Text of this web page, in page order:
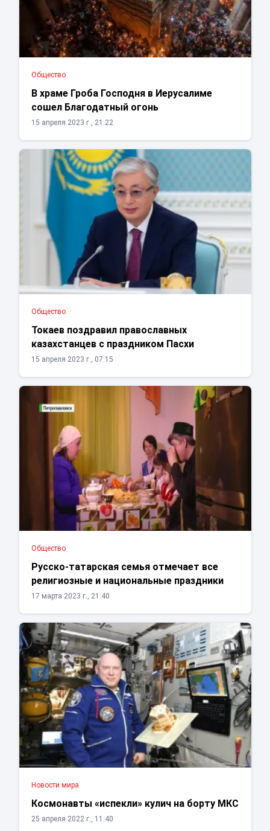
Общество
В храме Гроба Господня в Иерусалиме
сошел Благодатный огонь
15 апреля 2023 г., 21:22
Общество
Токаев поздравил православных
казахстанцев с праздником Пасхи
15 апреля 2023 г., 07:15
Общество
Русско-татарская семья отмечает все
религиозные и национальные праздники
17 марта 2023 г., 21:40
Новости мира
Космонавты «испекли» кулич на борту МКС
25 апреля 2022 г., 11:40